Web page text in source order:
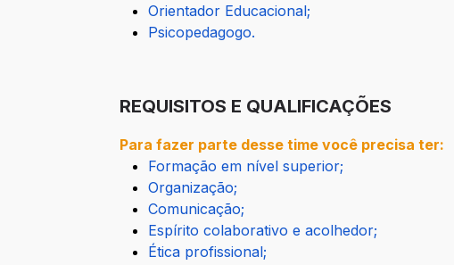
Orientador Educacional;
Psicopedagogo.
REQUISITOS E QUALIFICAÇÕES
Para fazer parte desse time você precisa ter:
Formação em nível superior;
Organização;
Comunicação;
Espírito colaborativo e acolhedor;
Ética profissional;